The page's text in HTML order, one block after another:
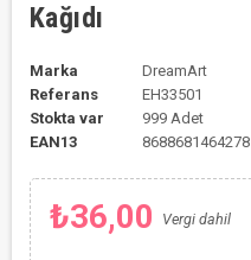
Kağıdı
Marka
DreamArt
Referans
EH33501
Stokta var
999 Adet
EAN13
8688681464278
₺36,00 Vergi dahil